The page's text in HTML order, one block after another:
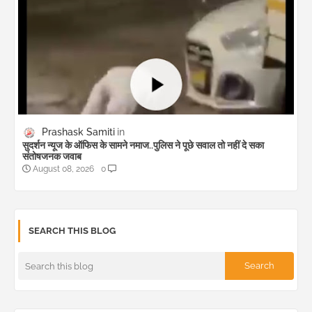
Prashask Samiti
सुदर्शन न्यूज के ऑफिस के सामने नमाज..पुलिस ने पूछे सवाल तो नहीं दे सका
संतोषजनक जवाब
August 08, 2026 0
SEARCH THIS BLOG